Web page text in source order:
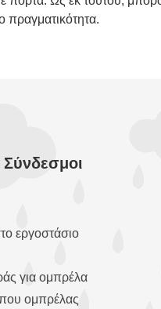
πραγματικότητα.
εργοστάσιο
για ομπρέλα
ομπρέλας